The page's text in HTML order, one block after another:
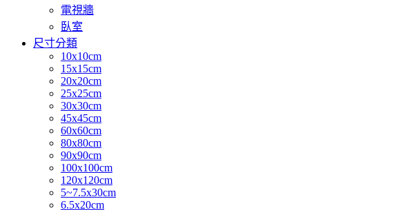
電視牆
臥室
尺寸分類
10x10cm
15x15cm
20x20cm
25x25cm
30x30cm
45x45cm
60x60cm
80x80cm
90x90cm
100x100cm
120x120cm
5~7.5x30cm
6.5x20cm